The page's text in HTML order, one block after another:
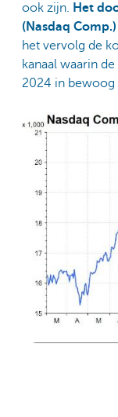
ook zijn. Het
(Nasdaq
het vervolg de
kanaal waarin de
2024 in bewoog